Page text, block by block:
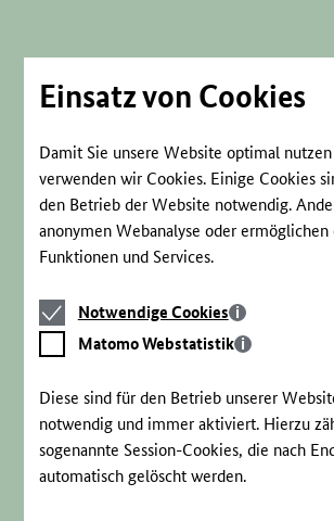
Einsatz von Cookies
Damit Sie unsere Website optimal
verwenden wir Cookies. Einige Cookies
den Betrieb der Website notwendig.
anonymen Webanalyse oder
Funktionen und Services.
Notwendige
Cookies
Notwendige Cookies
Matomo
Webstatistik
Matomo Webstatistik
Diese sind für den Betrieb unserer
notwendig und immer aktiviert. Hierzu
sogenannte Session-Cookies, die nach
automatisch gelöscht werden.